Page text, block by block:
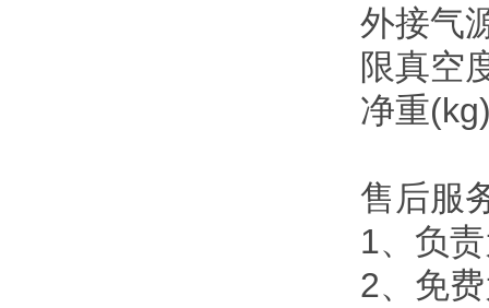
外接气
限真空
净重
售后服
1、负
2、免